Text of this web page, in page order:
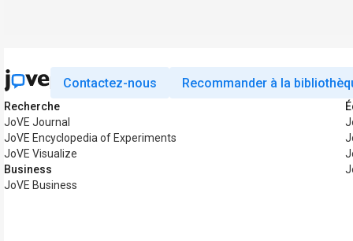
Contactez-nous Recommander à la
Recherche
JoVE Journal
JoVE Encyclopedia of Experiments
JoVE Visualize
Business
JoVE Business